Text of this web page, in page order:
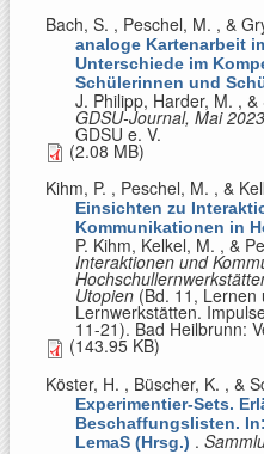
Bach, S. , Peschel, M. , &
analoge Kartenarbeit
Unterschiede im
Schülerinnen und
J. Philipp, Harder, M. ,
GDSU-Journal, Mai 2023
GDSU e. V.
(2.08 MB)
Kihm, P. , Peschel, M. , &
Einsichten zu
Kommunikationen in
P. Kihm, Kelkel, M. , &
Interaktionen und
Utopien (Bd. 11, Lernen
Lernwerkstätten.
11-21). Bad Heilbrunn:
(143.95 KB)
Köster, H. , Büscher, K. , &
Experimentier-Sets.
Beschaffungslisten.
LemaS (Hrsg.) .